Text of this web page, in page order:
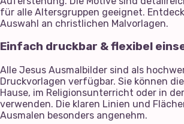
für alle Altersgruppen geeignet.
Auswahl an christlichen Malvorlagen.
Einfach druckbar & flexibel
Alle Jesus Ausmalbilder sind als
Druckvorlagen verfügbar. Sie können
Hause, im Religionsunterricht oder in
verwenden. Die klaren Linien und
Ausmalen besonders angenehm.